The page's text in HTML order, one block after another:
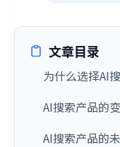
文章目录
为什么选择AI
AI搜索产品的
AI搜索产品的